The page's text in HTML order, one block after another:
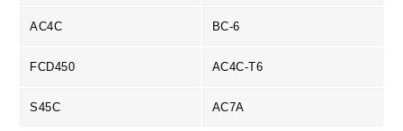
AC4C BC-6
FCD450 AC4C-T6
S45C AC7A